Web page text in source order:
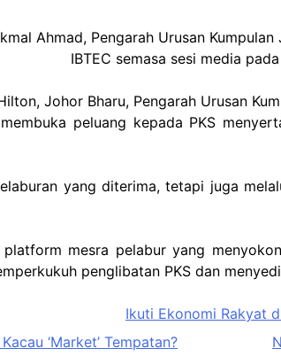
Ahmad, Pengarah Urusan
IBTEC semasa sesi media
Johor Bharu, Pengarah Urusan
peluang kepada PKS
yang diterima, tetapi juga
mesra pelabur yang
penglibatan PKS dan
Ikuti Ekonomi Rakyat
‘Market’ Tempatan?